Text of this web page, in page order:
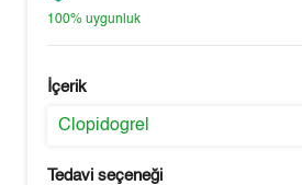
100%uygunluk
İçerik
Clopidogrel
Tedavi seçeneği